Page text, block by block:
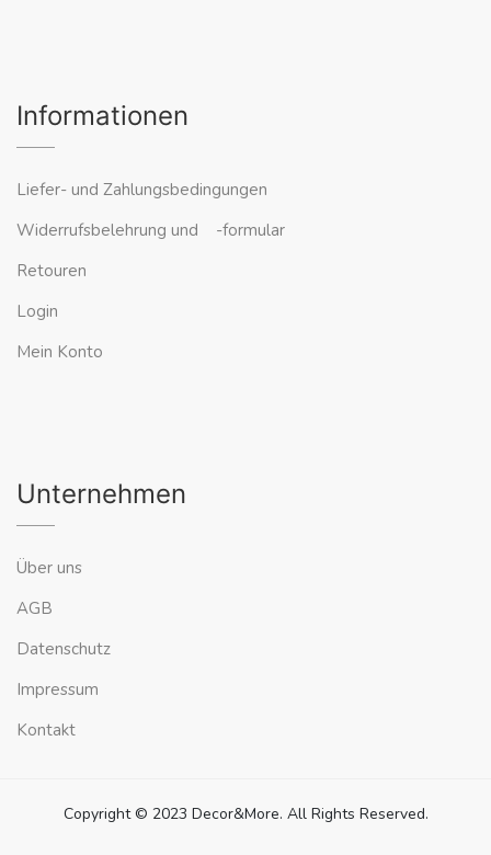
Informationen
Liefer- und Zahlungsbedingungen
Widerrufsbelehrung und -formular
Retouren
Login
Mein Konto
Unternehmen
Über uns
AGB
Datenschutz
Impressum
Kontakt
Copyright © 2023 Decor&More. All Rights Reserved.